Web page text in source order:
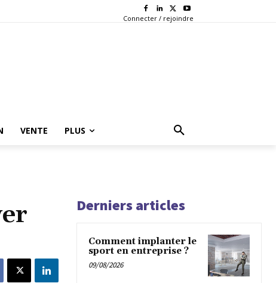
Connecter / rejoindre
VENTE PLUS
Derniers articles
Comment implanter le
sport en entreprise ?
09/08/2026